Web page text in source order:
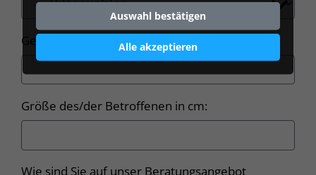
Auswahl bestätigen
Alle akzeptieren
Gewicht des/der Betroffenen in kg:
Größe des/der Betroffenen in cm:
Wie sind Sie auf unser Beratungsangebot